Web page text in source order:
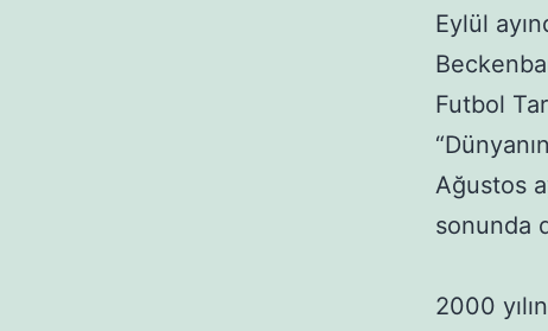
Eylül
Futbol
Ağustos
sonunda
2000